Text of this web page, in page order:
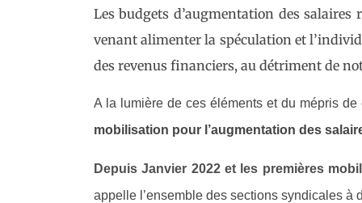
Les budgets d’augmentation des
venant alimenter la spéculation et
des revenus financiers, au détriment de
A la lumière de ces éléments et du mépris
mobilisation pour l’augmentation des
Depuis Janvier 2022 et les premières
appelle l’ensemble des sections syndicales